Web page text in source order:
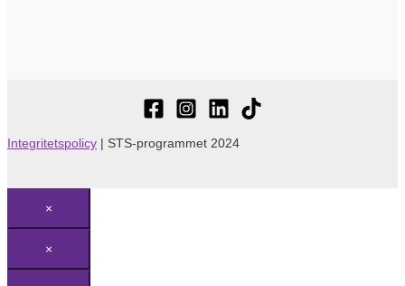
Integritetspolicy | STS-programmet 2024
×
×